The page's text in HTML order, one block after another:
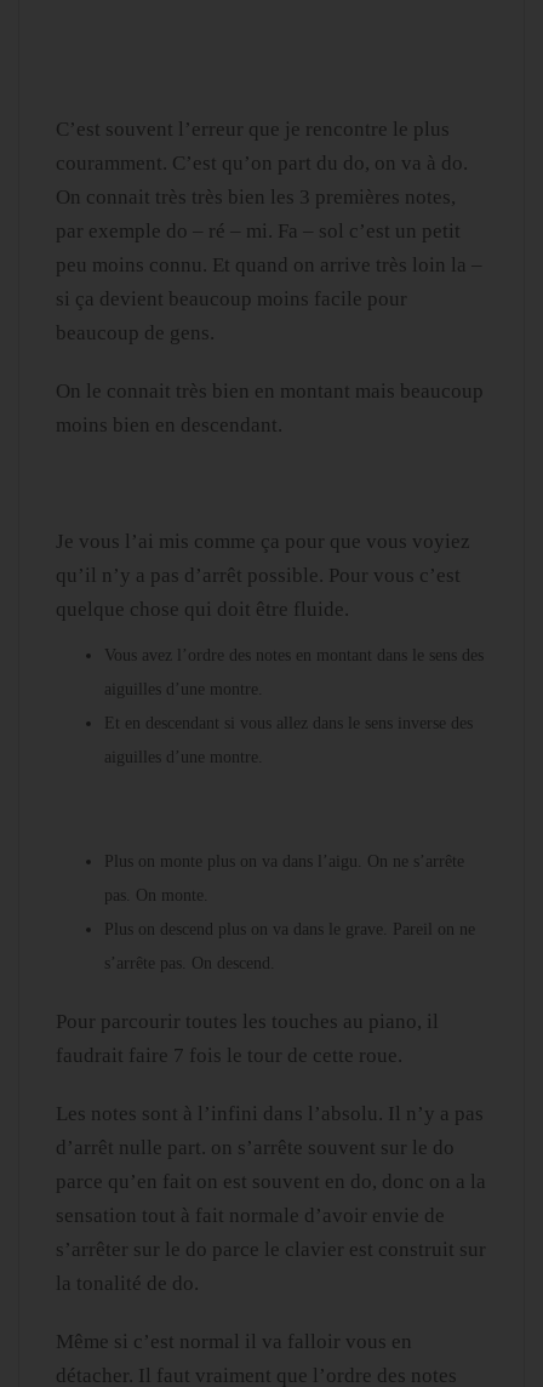
C’est souvent l’erreur que je rencontre le plus
couramment. C’est qu’on part du do, on va à do.
On connait très très bien les 3 premières notes,
par exemple do – ré – mi. Fa – sol c’est un petit
peu moins connu. Et quand on arrive très loin la –
si ça devient beaucoup moins facile pour
beaucoup de gens.
On le connait très bien en montant mais beaucoup
moins bien en descendant.
Je vous l’ai mis comme ça pour que vous voyiez
qu’il n’y a pas d’arrêt possible. Pour vous c’est
quelque chose qui doit être fluide.
Vous avez l’ordre des notes en montant dans le sens des
aiguilles d’une montre.
Et en descendant si vous allez dans le sens inverse des
aiguilles d’une montre.
Plus on monte plus on va dans l’aigu. On ne s’arrête
pas. On monte.
Plus on descend plus on va dans le grave. Pareil on ne
s’arrête pas. On descend.
Pour parcourir toutes les touches au piano, il
faudrait faire 7 fois le tour de cette roue.
Les notes sont à l’infini dans l’absolu. Il n’y a pas
d’arrêt nulle part. on s’arrête souvent sur le do
parce qu’en fait on est souvent en do, donc on a la
sensation tout à fait normale d’avoir envie de
s’arrêter sur le do parce le clavier est construit sur
la tonalité de do.
Même si c’est normal il va falloir vous en
détacher. Il faut vraiment que l’ordre des notes